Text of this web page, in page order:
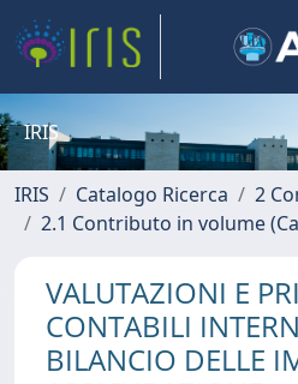
IRIS
IRIS Catalogo Ricerca
2
2.1 Contributo in volume
VALUTAZIONI E
CONTABILI
BILANCIO DELLE